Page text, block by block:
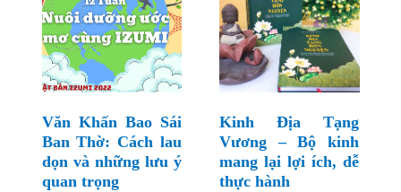
Văn Khấn Bao Sái
Ban Thờ: Cách lau
dọn và những lưu ý
quan trọng
Kinh Địa Tạng
Vương – Bộ kinh
mang lại lợi ích, dễ
thực hành